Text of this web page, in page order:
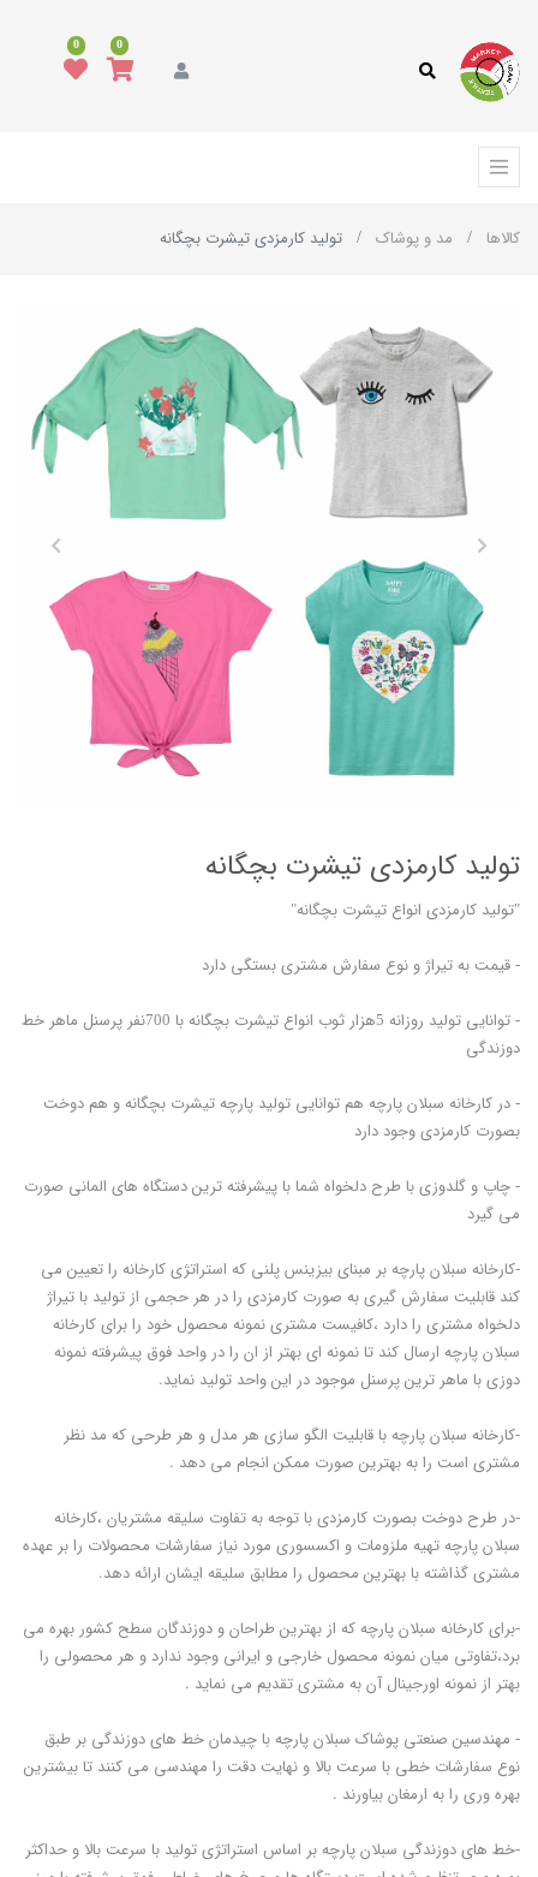
0
0
کالاها مد و پوشاک تولید کارمزدی تیشرت بچگانه
تولید کارمزدی تیشرت بچگانه
"تولید کارمزدی انواع تیشرت بچگانه"
- قیمت به تیراژ و نوع سفارش مشتری بستگی دارد
- توانایی تولید روزانه 5هزار ثوب انواع تیشرت بچگانه با 700نفر پرسنل ماهر خط
دوزندگی
- در کارخانه سبلان پارچه هم توانایی تولید پارچه تیشرت بچگانه و هم دوخت
بصورت کارمزدی وجود دارد
- چاپ و گلدوزی با طرح دلخواه شما با پیشرفته ترین دستگاه های المانی صورت
می گیرد
-کارخانه سبلان پارچه بر مبنای بیزینس پلنی که استراتژی کارخانه را تعیین می
کند قابلیت سفارش گیری به صورت کارمزدی را در هر حجمی از تولید با تیراژ
دلخواه مشتری را دارد ،کافیست مشتری نمونه محصول خود را برای کارخانه
سبلان پارچه ارسال کند تا نمونه ای بهتر از ان را در واحد فوق پیشرفته نمونه
دوزی با ماهر ترین پرسنل موجود در این واحد تولید نماید.
-کارخانه سبلان پارچه با قابلیت الگو سازی هر مدل و هر طرحی که مد نظر
مشتری است را به بهترین صورت ممکن انجام می دهد .
-در طرح دوخت بصورت کارمزدی با توجه به تفاوت سلیقه مشتریان ،کارخانه
سبلان پارچه تهیه ملزومات و اکسسوری مورد نیاز سفارشات محصولات را بر عهده
مشتری گذاشته با بهترین محصول را مطابق سلیقه ایشان ارائه دهد.
-برای کارخانه سبلان پارچه که از بهترین طراحان و دوزندگان سطح کشور بهره می
برد،تفاوتی میان نمونه محصول خارجی و ایرانی وجود ندارد و هر محصولی را
بهتر از نمونه اورجینال آن به مشتری تقدیم می نماید .
- مهندسین صنعتی پوشاک سبلان پارچه با چیدمان خط های دوزندگی بر طبق
نوع سفارشات خطی با سرعت بالا و نهایت دقت را مهندسی می کنند تا بیشترین
بهره وری را به ارمغان بیاورند .
-خط های دوزندگی سبلان پارچه بر اساس استراتژی تولید با سرعت بالا و حداکثر